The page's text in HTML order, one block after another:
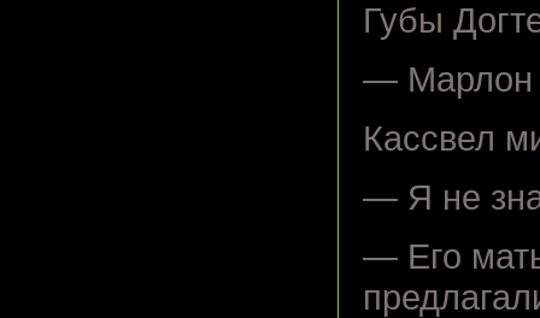
Губы
— Марлон
Кассвел
— Я не
— Его